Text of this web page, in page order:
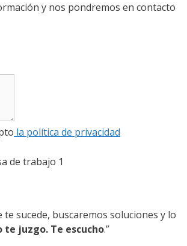
y nos pondremos en contacto
la política de privacidad
te sucede, buscaremos soluciones y lo
te juzgo. Te escucho.”